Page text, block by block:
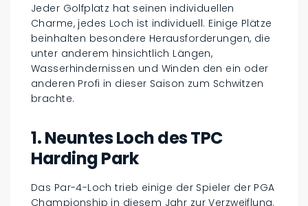
Jeder Golfplatz hat seinen individuellen
Charme, jedes Loch ist individuell. Einige Plätze
beinhalten besondere Herausforderungen, die
unter anderem hinsichtlich Längen,
Wasserhindernissen und Winden den ein oder
anderen Profi in dieser Saison zum Schwitzen
brachte.
1. Neuntes Loch des TPC
Harding Park
Das Par-4-Loch trieb einige der Spieler der PGA
Championship in diesem Jahr zur Verzweiflung.